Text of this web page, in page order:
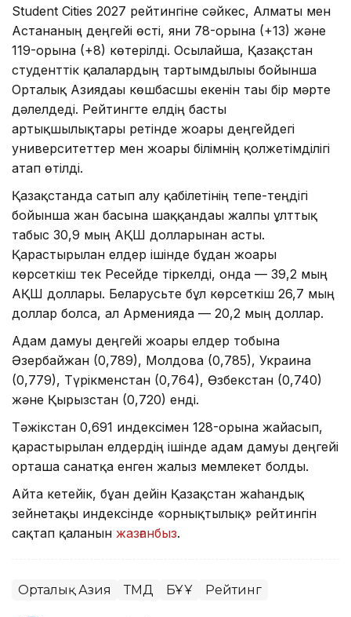
Student Cities 2027 рейтингіне сәйкес, Алматы мен
Астананың деңгейі өсті, яғни 78-орынға (+13) және
119-орынға (+8) көтерілді. Осылайша, Қазақстан
студенттік қалалардың тартымдылығы бойынша
Орталық Азиядағы көшбасшы екенін тағы бір мәрте
дәлелдеді. Рейтингте елдің басты
артықшылықтары ретінде жоғары деңгейдегі
университеттер мен жоғары білімнің қолжетімділігі
атап өтілді.
Қазақстанда сатып алу қабілетінің тепе-теңдігі
бойынша жан басына шаққандағы жалпы ұлттық
табыс 30,9 мың АҚШ долларынан асты.
Қарастырылған елдер ішінде бұдан жоғары
көрсеткіш тек Ресейде тіркелді, онда — 39,2 мың
АҚШ доллары. Беларусьте бұл көрсеткіш 26,7 мың
доллар болса, ал Арменияда — 20,2 мың доллар.
Адам дамуы деңгейі жоғары елдер тобына
Әзербайжан (0,789), Молдова (0,785), Украина
(0,779), Түрікменстан (0,764), Өзбекстан (0,740)
және Қырғызстан (0,720) енді.
Тәжікстан 0,691 индексімен 128-орынға жайғасып,
қарастырылған елдердің ішінде адам дамуы деңгейі
орташа санатқа енген жалғыз мемлекет болды.
Айта кетейік, бұған дейін Қазақстан жаһандық
зейнетақы индексінде «орнықтылық» рейтингін
сақтап қалғанын жазғанбыз.
Орталық Азия ТМД БҰҰ Рейтинг